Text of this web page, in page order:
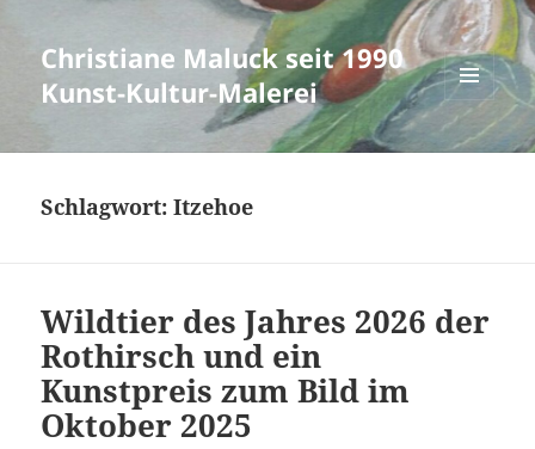
Christiane Maluck seit 1990
Kunst-Kultur-Malerei
MENÜ
UND
WIDGETS
Schlagwort:Itzehoe
Wildtier des Jahres 2026 der
Rothirsch und ein
Kunstpreis zum Bild im
Oktober 2025